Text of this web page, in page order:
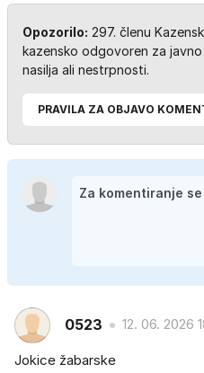
Opozorilo: 297. členu
kazensko odgovoren za
nasilja ali nestrpnosti.
PRAVILA ZA OBJAVO
0523 12. 06. 2026
Jokice žabarske